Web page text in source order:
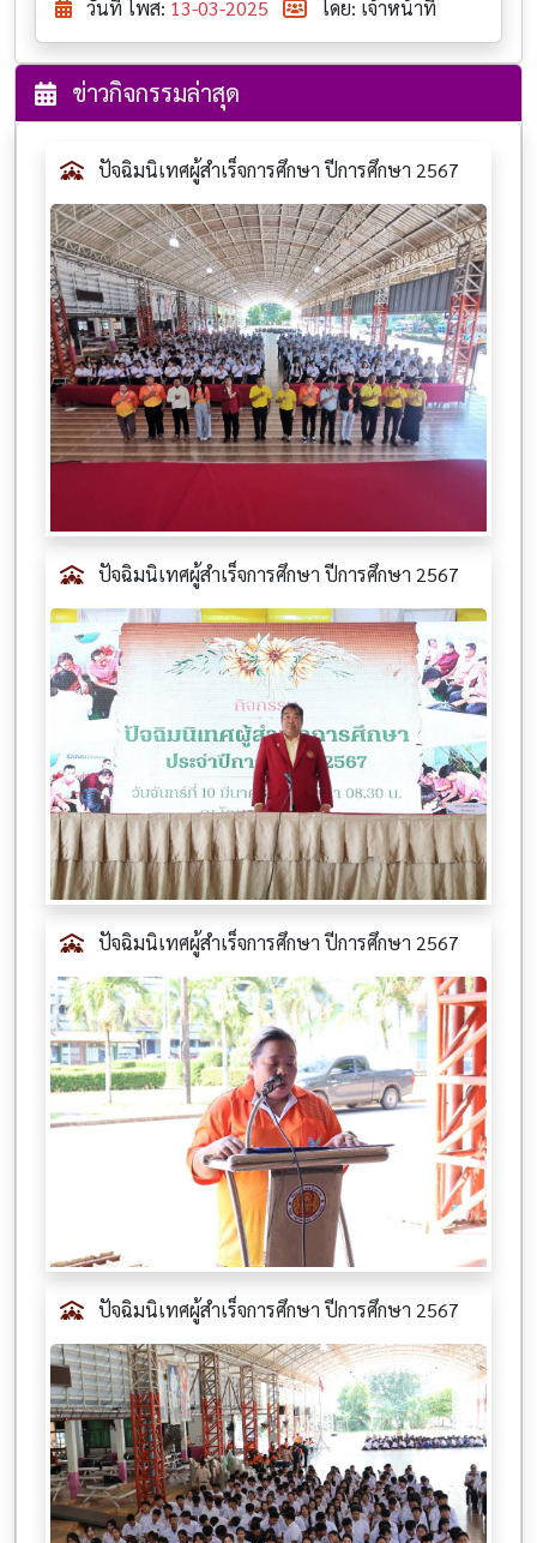
วันที่ โพส: 13-03-2025 โดย: เจ้าหน้าที่
ข่าวกิจกรรมล่าสุด
ปัจฉิมนิเทศผู้สำเร็จการศึกษา ปีการศึกษา 2567
ปัจฉิมนิเทศผู้สำเร็จการศึกษา ปีการศึกษา 2567
ปัจฉิมนิเทศผู้สำเร็จการศึกษา ปีการศึกษา 2567
ปัจฉิมนิเทศผู้สำเร็จการศึกษา ปีการศึกษา 2567